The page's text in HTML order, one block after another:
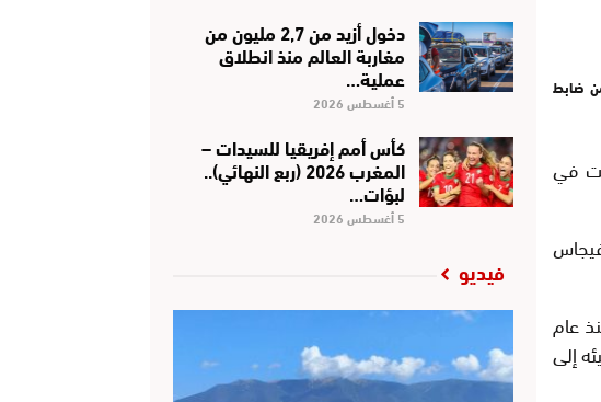
ضابط
السبت في
عام
إلى
دخول أزيد من 2,7 مليون من
مغاربة العالم منذ انطلاق
عملية…
5 أغسطس 2026
كأس أمم إفريقيا للسيدات –
المغرب 2026 (ربع النهائي)..
لبؤات…
5 أغسطس 2026
فيديو